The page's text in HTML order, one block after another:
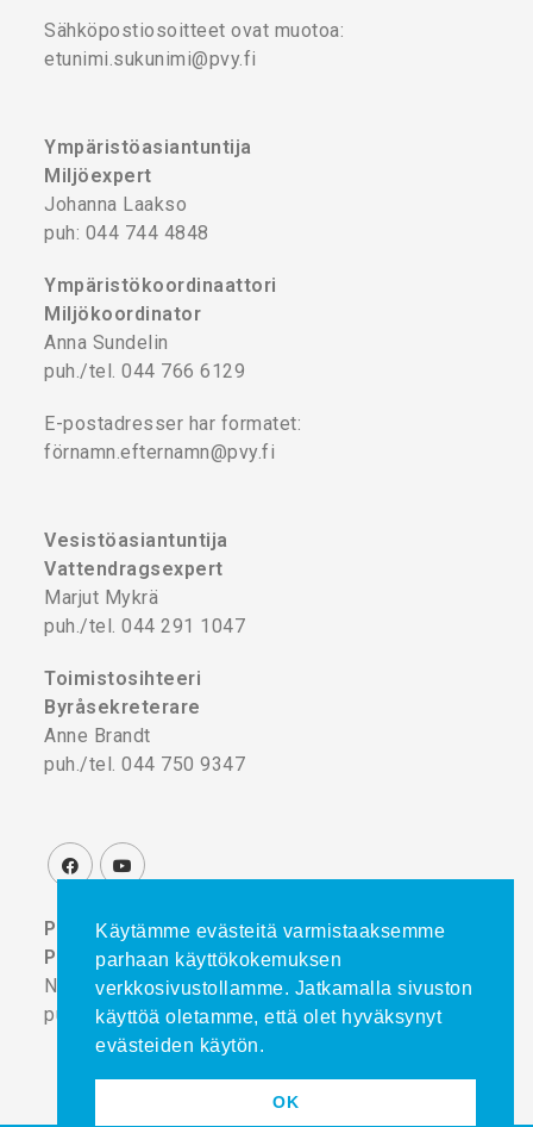
Sähköpostiosoitteet ovat muotoa:
etunimi.sukunimi@pvy.fi
Ympäristöasiantuntija
Miljöexpert
Johanna Laakso
puh: 044 744 4848
Ympäristökoordinaattori
Miljökoordinator
Anna Sundelin
puh./tel. 044 766 6129
E-postadresser har formatet:
förnamn.efternamn@pvy.fi
Vesistöasiantuntija
Vattendragsexpert
Marjut Mykrä
puh./tel. 044 291 1047
Toimistosihteeri
Byråsekreterare
Anne Brandt
puh./tel. 044 750 9347
Projektikoordinaattori
Projektkoordinator
Noora Turtinen
puh./tel. 044 777 8839
Käytämme evästeitä varmistaaksemme
parhaan käyttökokemuksen
verkkosivustollamme. Jatkamalla sivuston
käyttöä oletamme, että olet hyväksynyt
evästeiden käytön.
OK